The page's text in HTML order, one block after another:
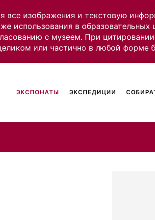
все изображения и текстовую
использования в
с музеем. При
или частично в любой форме
ЭКСПОНАТЫ ЭКСПЕДИЦИИ